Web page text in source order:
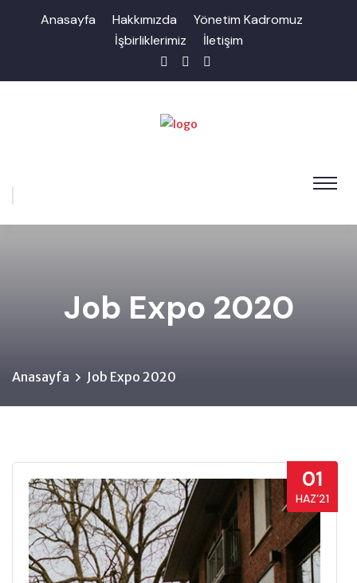
Anasayfa Hakkımızda
Yönetim Kadromuz
İşbirliklerimiz
İletişim
Job Expo 2020
Anasayfa Job Expo 2020
01
HAZ’21